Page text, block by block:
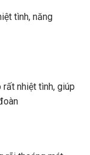
tình, năng
nhiệt tình, giúp